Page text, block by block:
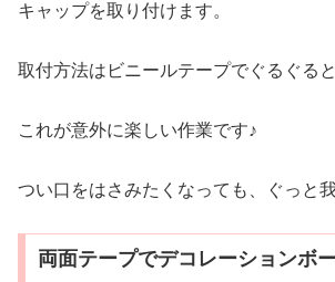
キャップを取り付けます。
取付方法はビニールテープでぐるぐると
これが意外に楽しい作業です♪
つい口をはさみたくなっても、ぐっと
両面テープでデコレーションボ